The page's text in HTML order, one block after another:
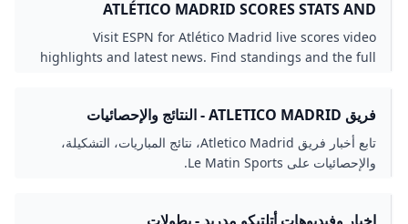
ATLÉTICO MADRID SCORES STATS AND
HIGHLIGHTS - ESPN
Visit ESPN for Atlético Madrid live scores video
highlights and latest news. Find standings and the full
فريق ATLETICO MADRID - النتائج والإحصائيات
تابع أخبار فريق Atletico Madrid، نتائج المباريات، التشكيلة،
والإحصائيات على Le Matin Sports.